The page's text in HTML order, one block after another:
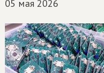
05 мая 2026